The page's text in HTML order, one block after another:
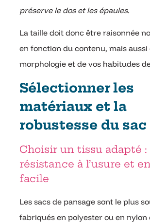
préserve le dos et les épaules.
La taille doit donc être raisonnée
en fonction du contenu, mais aussi
morphologie et de vos habitudes
Sélectionner les
matériaux et la
robustesse du sac
Choisir un tissu adapté :
résistance à l’usure et
facile
Les sacs de pansage sont le plus
fabriqués en polyester ou en nylon